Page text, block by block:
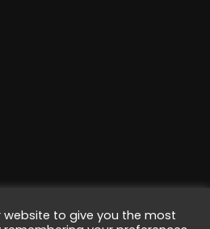
website to give you the most